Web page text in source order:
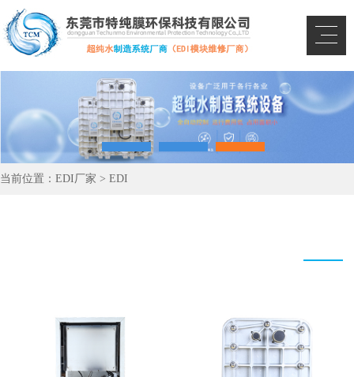
当前位置： EDI厂家 > EDI